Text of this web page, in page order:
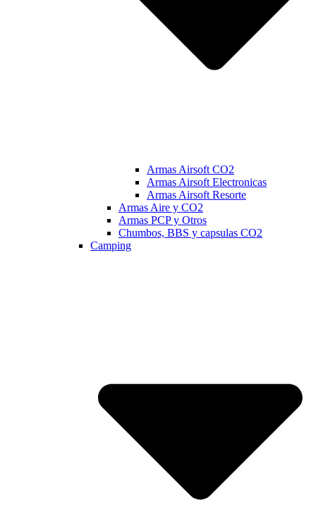
Armas Airsoft CO2
Armas Airsoft Electronicas
Armas Airsoft Resorte
Armas Aire y CO2
Armas PCP y Otros
Chumbos, BBS y capsulas CO2
Camping